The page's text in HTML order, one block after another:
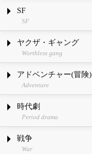
SF
SF
ヤクザ・ギャング
Worthless gang
アドベンチャー(冒険)
Adventure
時代劇
Period drama
戦争
War